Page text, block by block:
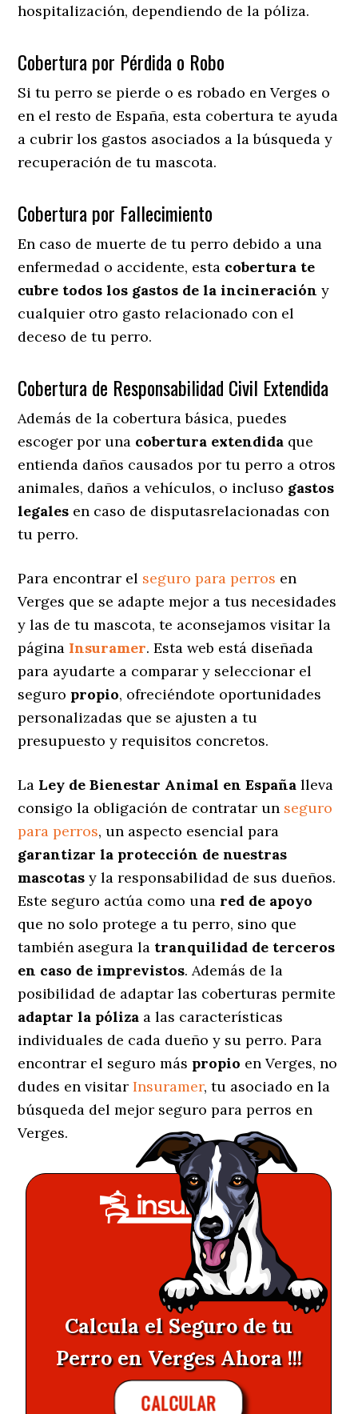
hospitalización, dependiendo de la póliza.
Cobertura por Pérdida o Robo
Si tu perro se pierde o es robado en Verges o
en el resto de España, esta cobertura te ayuda
a cubrir los gastos asociados a la búsqueda y
recuperación de tu mascota.
Cobertura por Fallecimiento
En caso de muerte de tu perro debido a una
enfermedad o accidente, esta cobertura te
cubre todos los gastos de la incineración y
cualquier otro gasto relacionado con el
deceso de tu perro.
Cobertura de Responsabilidad Civil Extendida
Además de la cobertura básica, puedes
escoger por una cobertura extendida que
entienda daños causados por tu perro a otros
animales, daños a vehículos, o incluso gastos
legales en caso de disputasrelacionadas con
tu perro.
Para encontrar el seguro para perros en
Verges que se adapte mejor a tus necesidades
y las de tu mascota, te aconsejamos visitar la
página Insuramer. Esta web está diseñada
para ayudarte a comparar y seleccionar el
seguro propio, ofreciéndote oportunidades
personalizadas que se ajusten a tu
presupuesto y requisitos concretos.
La Ley de Bienestar Animal en España lleva
consigo la obligación de contratar un seguro
para perros, un aspecto esencial para
garantizar la protección de nuestras
mascotas y la responsabilidad de sus dueños.
Este seguro actúa como una red de apoyo
que no solo protege a tu perro, sino que
también asegura la tranquilidad de terceros
en caso de imprevistos. Además de la
posibilidad de adaptar las coberturas permite
adaptar la póliza a las características
individuales de cada dueño y su perro. Para
encontrar el seguro más propio en Verges, no
dudes en visitarInsuramer, tu asociado en la
búsqueda del mejor seguro para perros en
Verges.
Calcula el Seguro de tu
Perro en Verges Ahora !!!
CALCULAR